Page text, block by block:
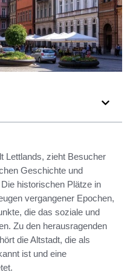
Lettlands, zieht Besucher
Geschichte und
historischen Plätze in
vergangener Epochen,
die das soziale und
Zu den herausragenden
die Altstadt, die als
ist und eine